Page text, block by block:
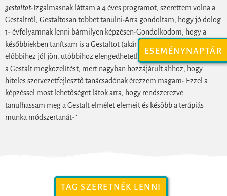
ESEMÉNYNAPTÁR
gestaltot-Izgalmasnak láttam a 4 éves programot, szerettem volna a
Gestaltról, Gestaltosan többet tanulni-Arra gondoltam, hogy jó dolog
1- évfolyamnak lenni bármilyen képzésen-Gondolkodom, hogy a
későbbiekben tanítsam is a Gestaltot (akár magát ezt a képzést) –
előbbihez jól jön, utóbbihoz elengedhetetlen ez a képzés-„Szeretem
a Gestalt megközelítést, mert nagyban hozzájárult ahhoz, hogy
hiteles szervezetfejlesztô tanácsadónak érezzem magam- Ezzel a
képzéssel most lehetôséget látok arra, hogy rendszerezve
tanulhassam meg a Gestalt elmélet elemeit és késôbb a terápiás
munka módszertanát-”
TAG SZERETNÉK LENNI